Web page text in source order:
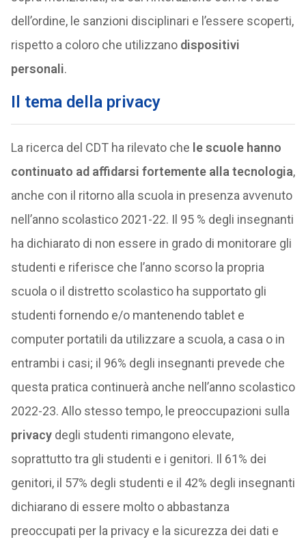
dell’ordine, le sanzioni disciplinari e l’essere scoperti,
rispetto a coloro che utilizzano dispositivi
personali.
Il tema della privacy
La ricerca del CDT ha rilevato che le scuole hanno
continuato ad affidarsi fortemente alla tecnologia,
anche con il ritorno alla scuola in presenza avvenuto
nell’anno scolastico 2021-22. Il 95 % degli insegnanti
ha dichiarato di non essere in grado di monitorare gli
studenti e riferisce che l’anno scorso la propria
scuola o il distretto scolastico ha supportato gli
studenti fornendo e/o mantenendo tablet e
computer portatili da utilizzare a scuola, a casa o in
entrambi i casi; il 96% degli insegnanti prevede che
questa pratica continuerà anche nell’anno scolastico
2022-23. Allo stesso tempo, le preoccupazioni sulla
privacydegli studenti rimangono elevate,
soprattutto tra gli studenti e i genitori. Il 61% dei
genitori, il 57% degli studenti e il 42% degli insegnanti
dichiarano di essere molto o abbastanza
preoccupati per la privacy e la sicurezza dei dati e